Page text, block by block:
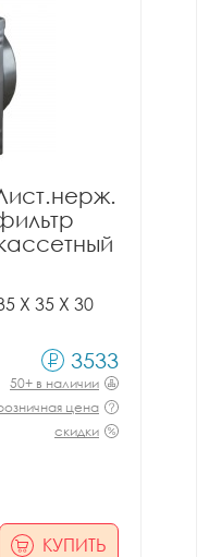
X 35 X 30
3533
50+ в наличии
цена
скидки
КУПИТЬ